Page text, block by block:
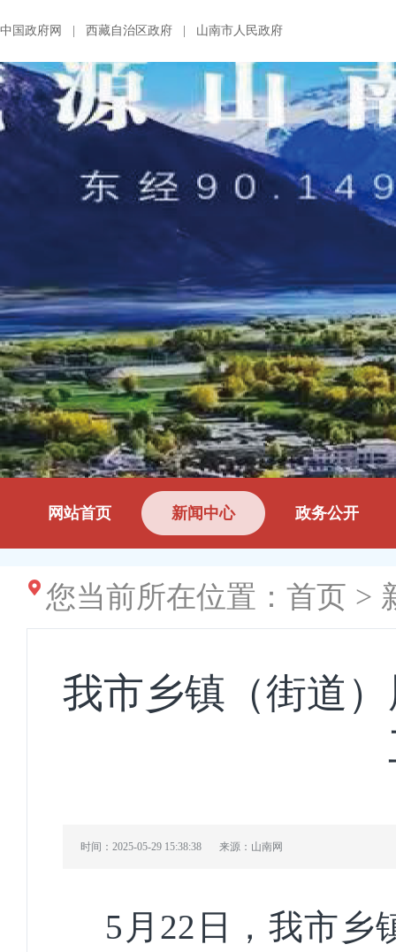
中国政府网 西藏自治区政府 山南市人民政府
网站首页 新闻中心 政务公开
您当前所在位置： 首页 >
我市乡镇（街道
时间：2025-05-29 15:38:38 来源：山南网
5月22日，我市乡